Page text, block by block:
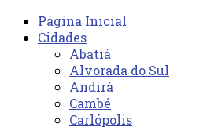
Página Inicial
Cidades
Abatiá
Alvorada do Sul
Andirá
Cambé
Carlópolis